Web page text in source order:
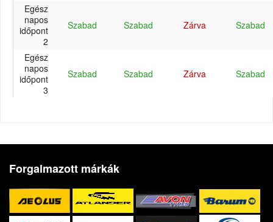
Egész
napos
időpont
2
Szabad Szabad Zárva Szabad
Egész
napos
időpont
3
Szabad Szabad Zárva Szabad
Forgalmazott márkák